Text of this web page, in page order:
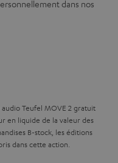
dans nos
audio Teufel MOVE 2 gratuit
en liquide de la valeur des
B-stock, les éditions
dans cette action.